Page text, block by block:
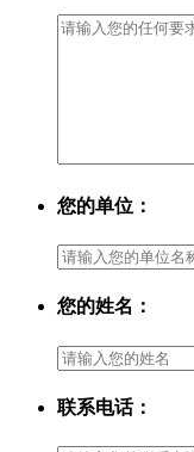
您的单位：
您的姓名：
联系电话：